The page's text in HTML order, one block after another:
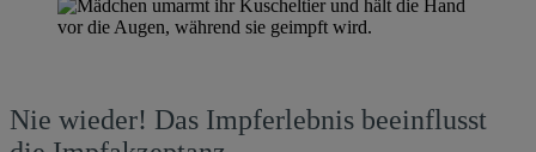
Jugendlichen
Nie wieder! Das Impferlebnis beeinflusst